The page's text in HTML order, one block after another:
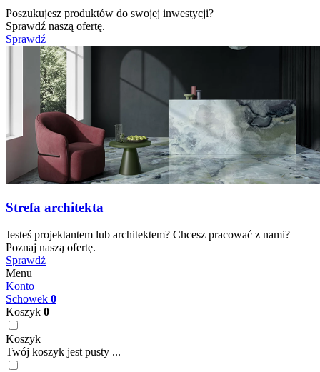
Poszukujesz produktów do swojej inwestycji?
Sprawdź naszą ofertę.
Sprawdź
Strefa architekta
Jesteś projektantem lub architektem? Chcesz pracować z nami?
Poznaj naszą ofertę.
Sprawdź
Menu
Konto
Schowek 0
Koszyk 0
Koszyk
Twój koszyk jest pusty ...